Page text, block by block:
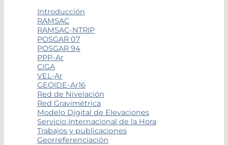
Introducción
RAMSAC
RAMSAC-NTRIP
POSGAR 07
POSGAR 94
PPP-Ar
CIGA
VEL-Ar
GEOIDE-Ar16
Red de Nivelación
Red Gravimétrica
Modelo Digital de Elevaciones
Servicio Internacional de la Hora
Trabajos y publicaciones
Georreferenciación